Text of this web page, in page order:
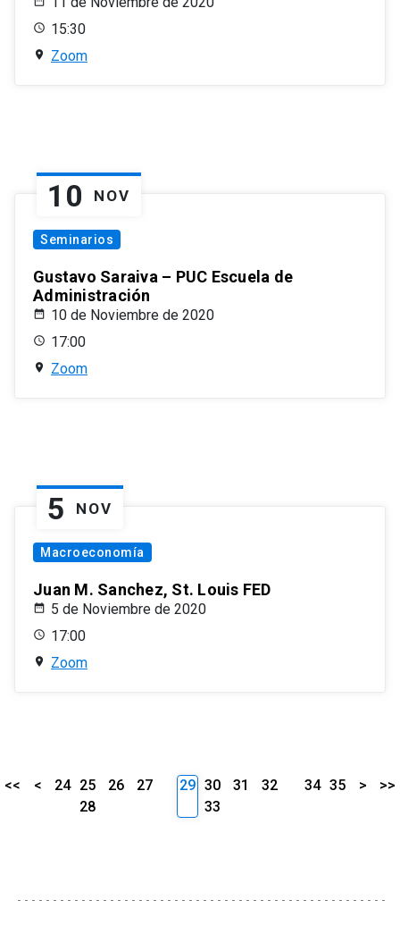
15:30
Zoom
10 NOV
Seminarios
Gustavo Saraiva – PUC Escuela de
Administración
10 de Noviembre de 2020
17:00
Zoom
5 NOV
Macroeconomía
Juan M. Sanchez, St. Louis FED
5 de Noviembre de 2020
17:00
Zoom
<< < 24 25 26
27
28
29 30 31
32
33
34 35 > >>